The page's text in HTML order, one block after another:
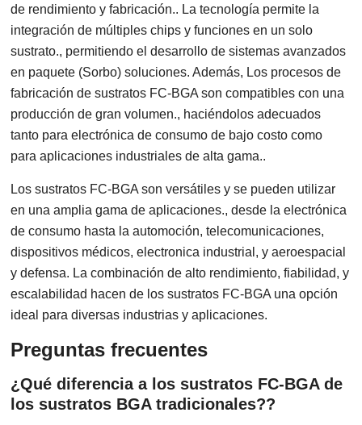
de rendimiento y fabricación.. La tecnología permite la
integración de múltiples chips y funciones en un solo
sustrato., permitiendo el desarrollo de sistemas avanzados
en paquete (Sorbo) soluciones. Además, Los procesos de
fabricación de sustratos FC-BGA son compatibles con una
producción de gran volumen., haciéndolos adecuados
tanto para electrónica de consumo de bajo costo como
para aplicaciones industriales de alta gama..
Los sustratos FC-BGA son versátiles y se pueden utilizar
en una amplia gama de aplicaciones., desde la electrónica
de consumo hasta la automoción, telecomunicaciones,
dispositivos médicos, electronica industrial, y aeroespacial
y defensa. La combinación de alto rendimiento, fiabilidad, y
escalabilidad hacen de los sustratos FC-BGA una opción
ideal para diversas industrias y aplicaciones.
Preguntas frecuentes
¿Qué diferencia a los sustratos FC-BGA de
los sustratos BGA tradicionales??